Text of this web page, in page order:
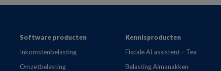
FooterSoftware producten
Inkomstenbelasting
Omzetbelasting
Kennisproducten
Fiscale AI assistent – Tex
Belasting Almanakken